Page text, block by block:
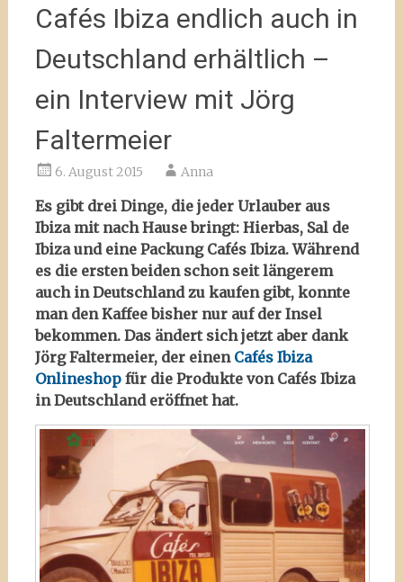
Cafés Ibiza endlich auch in
Deutschland erhältlich –
ein Interview mit Jörg
Faltermeier
6. August 2015 Anna
Es gibt drei Dinge, die jeder Urlauber aus
Ibiza mit nach Hause bringt: Hierbas, Sal de
Ibiza und eine Packung Cafés Ibiza. Während
es die ersten beiden schon seit längerem
auch in Deutschland zu kaufen gibt, konnte
man den Kaffee bisher nur auf der Insel
bekommen. Das ändert sich jetzt aber dank
Jörg Faltermeier, der einen Cafés Ibiza
Onlineshopfür die Produkte von Cafés Ibiza
in Deutschland eröffnet hat.